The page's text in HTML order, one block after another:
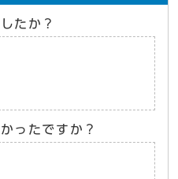
たか？
ったですか？